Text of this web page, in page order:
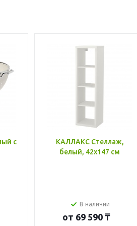
с
КАЛЛАКС Стеллаж,
белый, 42x147 см
В наличии
от 69 590 ₸